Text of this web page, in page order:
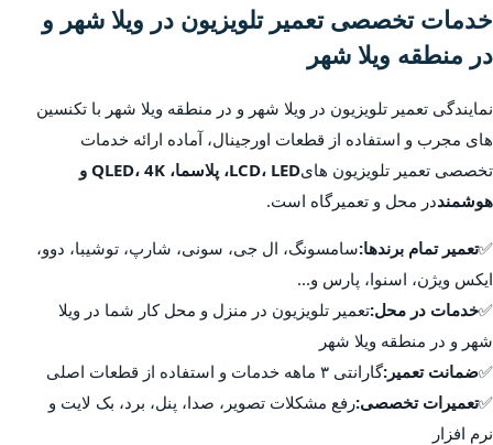
خدمات تخصصی تعمیر تلویزیون در ویلا شهر و
در منطقه ویلا شهر
نمایندگی تعمیر تلویزیون در ویلا شهر و در منطقه ویلا شهر با تکنسین
های مجرب و استفاده از قطعات اورجینال، آماده ارائه خدمات
تخصصی تعمیر تلویزیون های
LCD، LED، پلاسما، QLED، 4K و
هوشمنددر محل و تعمیرگاه است.
✅تعمیر تمام برندها:سامسونگ، ال جی، سونی، شارپ، توشیبا، دوو،
ایکس ویژن، اسنوا، پارس و...
✅خدمات در محل:تعمیر تلویزیون در منزل و محل کار شما در ویلا
شهر و در منطقه ویلا شهر
✅ضمانت تعمیر:گارانتی ۳ ماهه خدمات و استفاده از قطعات اصلی
✅تعمیرات تخصصی:رفع مشکلات تصویر، صدا، پنل، برد، بک لایت و
نرم افزار